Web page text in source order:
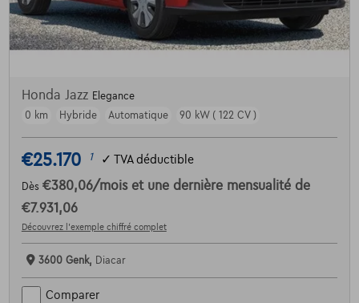
Honda Jazz Elegance
0 km
Hybride Automatique 90 kW ( 122 CV )
€25.170 1 ✓ TVA déductible
Dès €380,06/mois et une dernière mensualité de
€7.931,06
Découvrez l’exemple chiffré complet
3600 Genk, Diacar
Comparer